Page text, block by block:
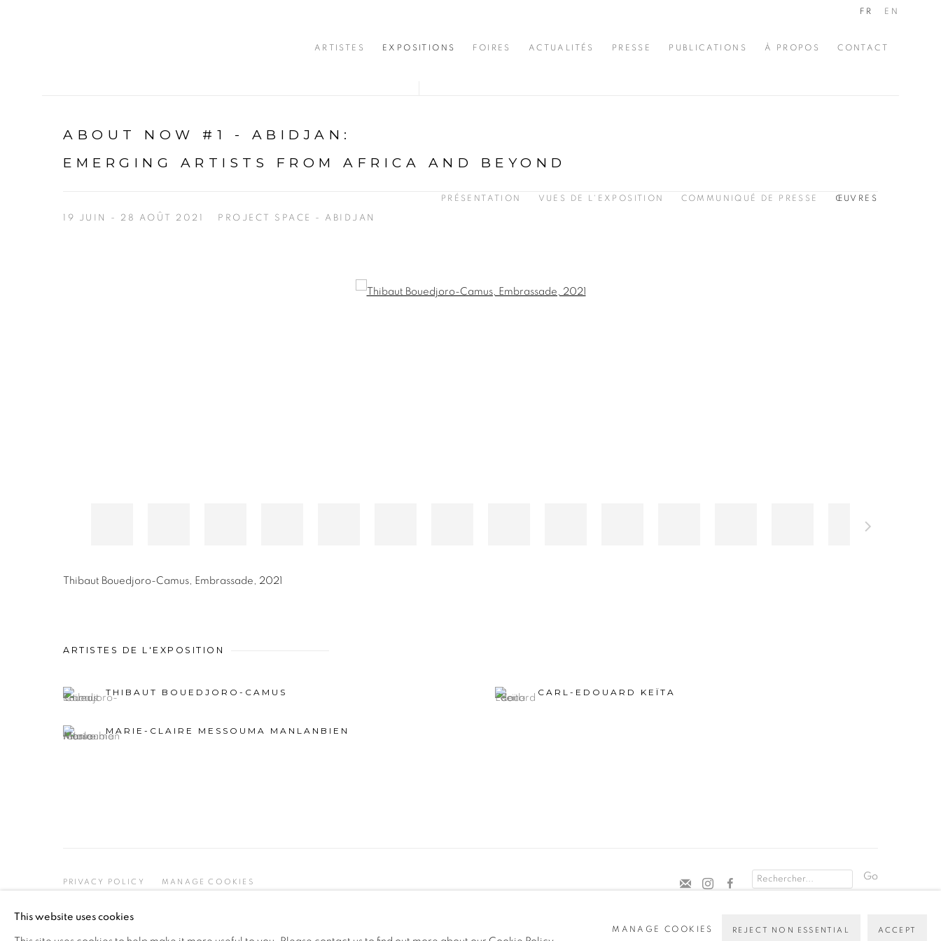
ARTISTES EXPOSITIONS FOIRES ACTUALITÉS PRESSE PUBLICATIONS À PROPOS CONTACT
FR EN
ABOUT NOW #1 - ABIDJAN :
EMERGING ARTISTS FROM AFRICA AND BEYOND
19 JUIN - 28 AOÛT 2021 PROJECT SPACE - ABIDJAN
PRÉSENTATION VUES DE L'EXPOSITION COMMUNIQUÉ DE PRESSE ŒUVRES
Thibaut Bouedjoro-Camus Embrassade 2021
ARTISTES DE L'EXPOSITION
THIBAUT BOUEDJORO-CAMUS CARL-EDOUARD KEÏTA
MARIE-CLAIRE MESSOUMA MANLANBIEN
PRIVACY POLICY MANAGE COOKIES
Go
This website uses cookies
MANAGE COOKIES REJECT NON ESSENTIAL ACCEPT